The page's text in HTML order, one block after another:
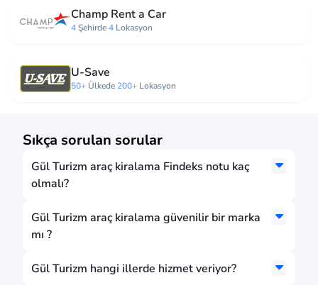
Champ Rent a Car
4Şehirde4 Lokasyon
U-Save
50+ Ülkede 200+ Lokasyon
Sıkça sorulan sorular
Gül Turizm araç kiralama Findeks notu kaç
olmalı?
Gül Turizm araç kiralama güvenilir bir marka
mı ?
Gül Turizm hangi illerde hizmet veriyor?